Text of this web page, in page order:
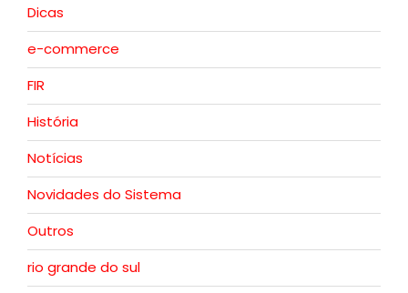
Dicas
e-commerce
FIR
História
Notícias
Novidades do Sistema
Outros
rio grande do sul